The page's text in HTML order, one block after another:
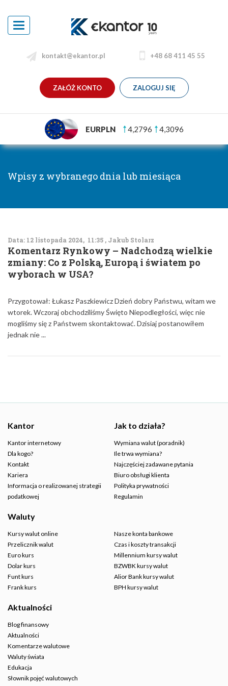
Toggle
navigation
kontakt@ekantor.pl +48 68 411 45 55
ZAŁÓŻ KONTO ZALOGUJ SIĘ
EURPLN 4,2796 4,3096
Wpisy z wybranego dnia lub miesiąca
Data: 12 listopada 2024, 11:35 , Jakub Stolarz
Komentarz Rynkowy – Nadchodzą wielkie
zmiany: Co z Polską, Europą i światem po
wyborach w USA?
Przygotował: Łukasz Paszkiewicz Dzień dobry Państwu, witam we
wtorek. Wczoraj obchodziliśmy Święto Niepodległości, więc nie
mogliśmy się z Państwem skontaktować. Dzisiaj postanowiłem
jednak nie ...
Kantor
Kantor internetowy
Dla kogo?
Kontakt
Kariera
Informacja o realizowanej strategii
podatkowej
Jak to działa?
Wymiana walut (poradnik)
Ile trwa wymiana?
Najczęściej zadawane pytania
Biuro obsługi klienta
Polityka prywatności
Regulamin
Waluty
Kursy walut online
Przelicznik walut
Euro kurs
Dolar kurs
Funt kurs
Frank kurs
Nasze konta bankowe
Czas i koszty transakcji
Millennium kursy walut
BZWBK kursy walut
Alior Bank kursy walut
BPH kursy walut
Aktualności
Blog finansowy
Aktualności
Komentarze walutowe
Waluty świata
Edukacja
Słownik pojęć walutowych